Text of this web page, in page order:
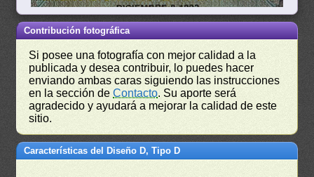
Contribución fotográfica
Si posee una fotografía con mejor calidad a la
publicada y desea contribuir, lo puedes hacer
enviando ambas caras siguiendo las instrucciones
en la sección deContacto. Su aporte será
agradecido y ayudará a mejorar la calidad de este
sitio.
Características del Diseño D, Tipo D